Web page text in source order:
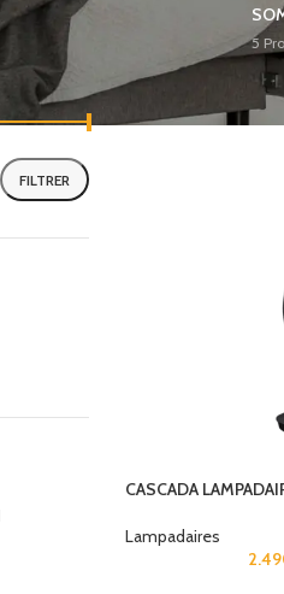
5
FILTRER
Accueil/ Espace Déco
CASCADA
Lampadaires